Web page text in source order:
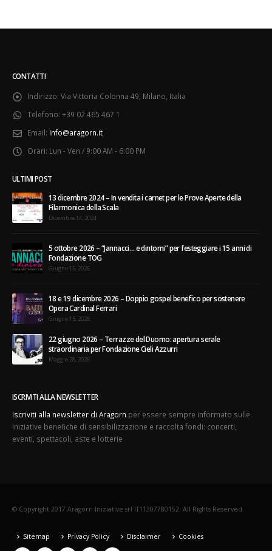
CONTATTI
Indirizzo: Via Vittoria Colonna 49, Milano, Italia
Telefono: +39 02 465 467 1
Email: Info@aragorn.it
Orari: Lun - Ven / 9:00 AM - 6:00 PM
ULTIMI POST
13 dicembre 2024 – In vendita i carnet per le Prove Aperte della
Filarmonica della Scala
Dicembre 14, 2024
5 ottobre 2026 – “Jannacci… e dintorni” per festeggiare i 15 anni di
Fondazione TOG
Giugno 15, 2026
18 e 19 dicembre 2026 – Doppio gospel benefico per sostenere
Opera Cardinal Ferrari
Giugno 15, 2026
22 giugno 2026 – Terrazze del Duomo: apertura serale
straordinaria per Fondazione Cieli Azzurri
Maggio 28, 2026
ISCRIVITI ALLA NEWSLETTER
Iscriviti alla newsletter di Aragorn per essere sempre informato sulle
iniziative benefiche di sensibilizzazione e raccolta fondi: concerti,
eventi, spettacoli, aste e lotterie
© Copyright 2017 Aragorn Iniziative srl IT11307780152. All Rights Reserved.
Sitemap Privacy Policy Disclaimer Cookies